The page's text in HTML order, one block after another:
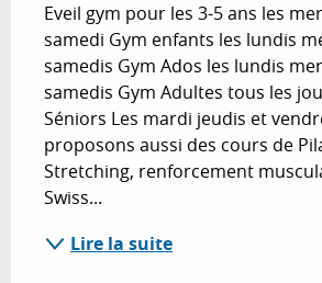
Eveil gym pour les 3-5 ans les
samedi Gym enfants les lundis
samedis Gym Ados les lundis
samedis Gym Adultes tous les
Séniors Les mardi jeudis et
proposons aussi des cours de
Stretching, renforcement
Swiss...
Lire la suite